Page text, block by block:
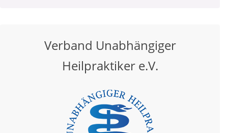
Verband Unabhängiger
Heilpraktiker e.V.